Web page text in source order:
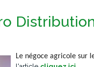
Le négoce agricole sur